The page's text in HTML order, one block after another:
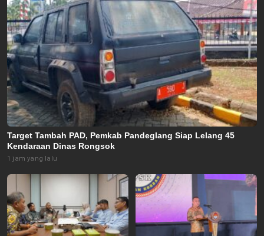
Target Tambah PAD, Pemkab Pandeglang Siap Lelang 45
Kendaraan Dinas Rongsok
1 jam yang lalu